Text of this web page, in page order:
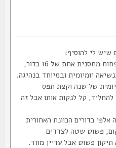
לי להוסיף:
מומלץ להוסיף לפחות מחסנית אחת של 16 כדור,
יומיומית ובמיוחד בנהיגה.
של שנה וקצת תפס
קל לנקות אותו אבל זה
כדורים הכוונת האחורית
שטה לצדדים
פשוט אבל עדיין מוזר.